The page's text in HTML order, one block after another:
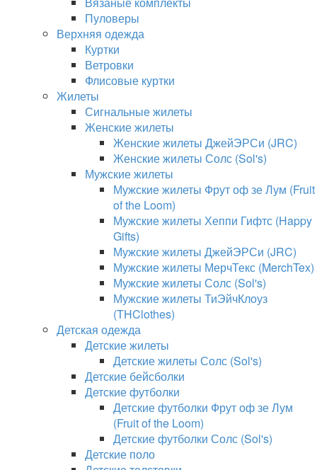
Пуловеры
Верхняя одежда
Куртки
Ветровки
Флисовые куртки
Жилеты
Сигнальные жилеты
Женские жилеты
Женские жилеты ДжейЭРСи (JRC)
Женские жилеты Солс (Sol's)
Мужские жилеты
Мужские жилеты Фрут оф зе Лум (Fruit
of the Loom)
Мужские жилеты Хеппи Гифтс (Happy
Gifts)
Мужские жилеты ДжейЭРСи (JRC)
Мужские жилеты МерчТекс (MerchTex)
Мужские жилеты Солс (Sol's)
Мужские жилеты ТиЭйчКлоуз
(THClothes)
Детская одежда
Детские жилеты
Детские жилеты Солс (Sol's)
Детские бейсболки
Детские футболки
Детские футболки Фрут оф зе Лум
(Fruit of the Loom)
Детские футболки Солс (Sol's)
Детские поло